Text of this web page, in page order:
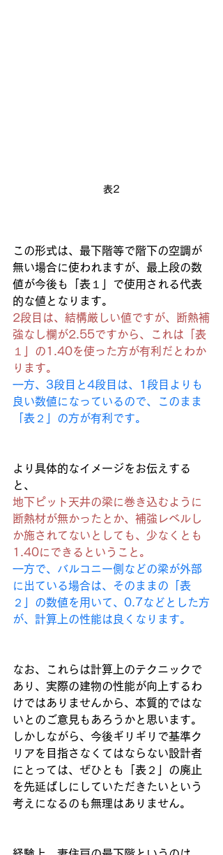
表2
この形式は、最下階等で階下の空調が
無い場合に使われますが、最上段の数
値が今後も「表１」で使用される代表
的な値となります。
2段目は、結構厳しい値ですが、断熱補
強なし欄が2.55ですから、これは「表
１」の1.40を使った方が有利だとわか
ります。
一方、3段目と4段目は、1段目よりも
良い数値になっているので、このまま
「表２」の方が有利です。
より具体的なイメージをお伝えする
と、
地下ピット天井の梁に巻き込むように
断熱材が無かったとか、補強レベルし
か施されてないとしても、少なくとも
1.40にできるということ。
一方で、バルコニー側などの梁が外部
に出ている場合は、そのままの「表
２」の数値を用いて、0.7などとした方
が、計算上の性能は良くなります。
なお、これらは計算上のテクニックで
あり、実際の建物の性能が向上するわ
けではありませんから、本質的ではな
いとのご意見もあろうかと思います。
しかしながら、今後ギリギリで基準ク
リアを目指さなくてはならない設計者
にとっては、ぜひとも「表２」の廃止
を先延ばしにしていただきたいという
考えになるのも無理はありません。